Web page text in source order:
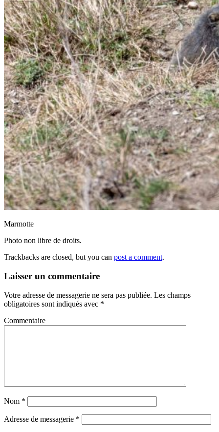
Marmotte
Photo non libre de droits.
Trackbacks are closed, but you can post a comment.
Laisser un commentaire
Votre adresse de messagerie ne sera pas publiée. Les champs
obligatoires sont indiqués avec *
Commentaire
Nom *
Adresse de messagerie *